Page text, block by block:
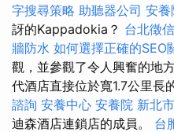
字搜尋策略 助聽器公司 安養
訝的Kappadokia？ 台北徵
牆防水 如何選擇正確的SEO
觀，並參觀了令人興奮的地
代酒店直接位於寬1.7公里長
諮詢 安養中心 安養院 新北市
迪森酒店連鎖店的成員。 台